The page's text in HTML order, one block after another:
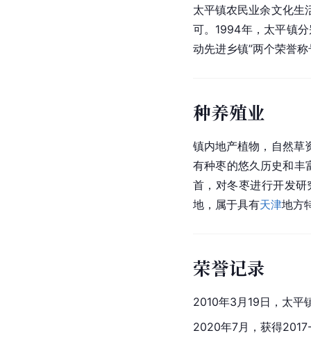
太平镇农民业余文化生
可。1994年，太平镇
动先进乡镇”两个荣誉
种养殖业
镇内地产植物，自然草
有种枣的悠久历史和丰
首，对冬枣进行开发
地，属于具有天津地方
荣誉记录
2010年3月19日，太平
2020年7月，获得